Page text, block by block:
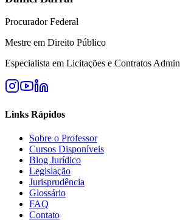
Procurador Federal
Mestre em Direito Público
Especialista em Licitações e Contratos
Links Rápidos
Sobre o Professor
Cursos Disponíveis
Blog Jurídico
Legislação
Jurisprudência
Glossário
FAQ
Contato